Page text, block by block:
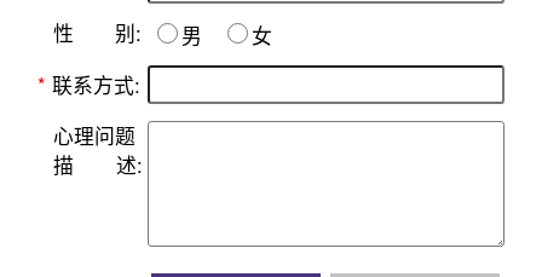
性 别: 男
女
* 联系方式:
心理问题
描
述: